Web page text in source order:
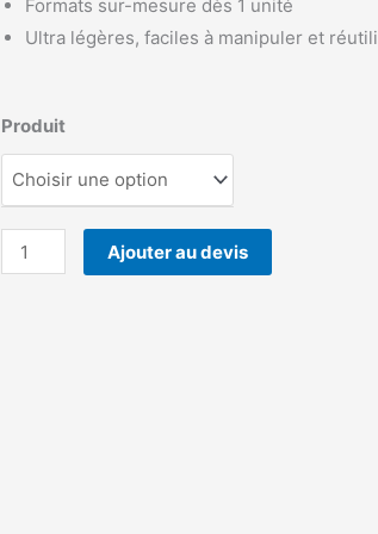
Formats sur-mesure dès 1 unité
Ultra légères, faciles à manipuler et
Produit
quantité
de
ThermalCover